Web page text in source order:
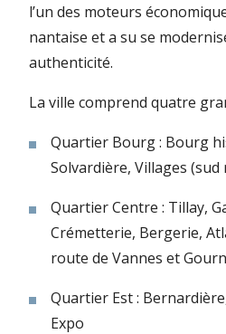
l’un des moteurs
nantaise et a su se
authenticité.
La ville comprend quatre
Quartier Bourg : Bourg
Solvardière, Villages
Quartier Centre : Tillay,
Crémetterie, Bergerie,
route de Vannes et
Quartier Est :
Expo